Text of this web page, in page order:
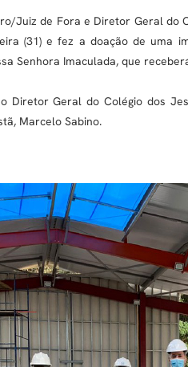
Juiz de Fora e Diretor Geral do
(31) e fez a doação de uma
Senhora Imaculada, que
Diretor Geral do Colégio dos
Marcelo Sabino.